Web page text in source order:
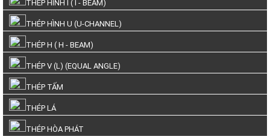
THÉP HÌNH I ( I - BEAM)
THÉP HÌNH U (U-CHANNEL)
THÉP H ( H - BEAM)
THÉP V (L) (EQUAL ANGLE)
THÉP TẤM
THÉP LÁ
THÉP HÒA PHÁT